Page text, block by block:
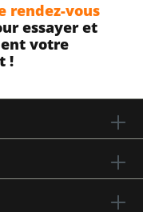
rendez-vous
essayer et
votre
!